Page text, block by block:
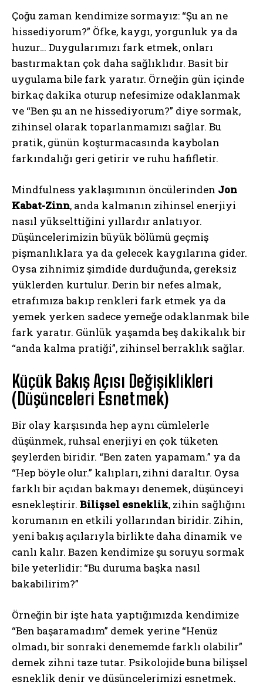
Çoğu zaman kendimize sormayız: “Şu an ne
hissediyorum?” Öfke, kaygı, yorgunluk ya da
huzur… Duygularımızı fark etmek, onları
bastırmaktan çok daha sağlıklıdır. Basit bir
uygulama bile fark yaratır. Örneğin gün içinde
birkaç dakika oturup nefesimize odaklanmak
ve “Ben şu an ne hissediyorum?” diye sormak,
zihinsel olarak toparlanmamızı sağlar. Bu
pratik, günün koşturmacasında kaybolan
farkındalığı geri getirir ve ruhu hafifletir.
Mindfulness yaklaşımının öncülerinden Jon
Kabat-Zinn, anda kalmanın zihinsel enerjiyi
nasıl yükselttiğini yıllardır anlatıyor.
Düşüncelerimizin büyük bölümü geçmiş
pişmanlıklara ya da gelecek kaygılarına gider.
Oysa zihnimiz şimdide durduğunda, gereksiz
yüklerden kurtulur. Derin bir nefes almak,
etrafımıza bakıp renkleri fark etmek ya da
yemek yerken sadece yemeğe odaklanmak bile
fark yaratır. Günlük yaşamda beş dakikalık bir
“anda kalma pratiği”, zihinsel berraklık sağlar.
Küçük Bakış Açısı Değişiklikleri
(Düşünceleri Esnetmek)
Bir olay karşısında hep aynı cümlelerle
düşünmek, ruhsal enerjiyi en çok tüketen
şeylerden biridir. “Ben zaten yapamam.” ya da
“Hep böyle olur.” kalıpları, zihni daraltır. Oysa
farklı bir açıdan bakmayı denemek, düşünceyi
esnekleştirir. Bilişsel esneklik, zihin sağlığını
korumanın en etkili yollarından biridir. Zihin,
yeni bakış açılarıyla birlikte daha dinamik ve
canlı kalır. Bazen kendimize şu soruyu sormak
bile yeterlidir: “Bu duruma başka nasıl
bakabilirim?”
Örneğin bir işte hata yaptığımızda kendimize
“Ben başaramadım” demek yerine “Henüz
olmadı, bir sonraki denememde farklı olabilir”
demek zihni taze tutar. Psikolojide buna bilişsel
esneklik denir ve düşüncelerimizi esnetmek,